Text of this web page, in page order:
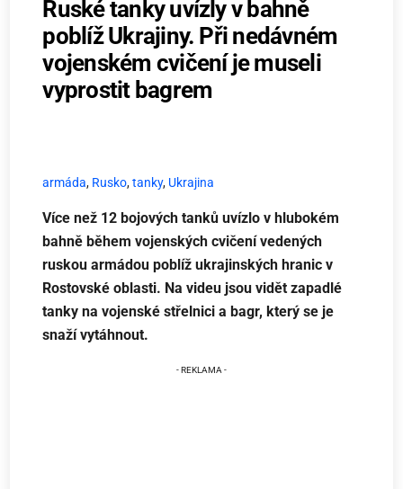
Ruské tanky uvízly v bahně
poblíž Ukrajiny. Při nedávném
vojenském cvičení je museli
vyprostit bagrem
armáda, Rusko,tanky, Ukrajina
Více než 12 bojových tanků uvízlo v hlubokém
bahně během vojenských cvičení vedených
ruskou armádou poblíž ukrajinských hranic v
Rostovské oblasti. Na videu jsou vidět zapadlé
tanky na vojenské střelnici a bagr, který se je
snaží vytáhnout.